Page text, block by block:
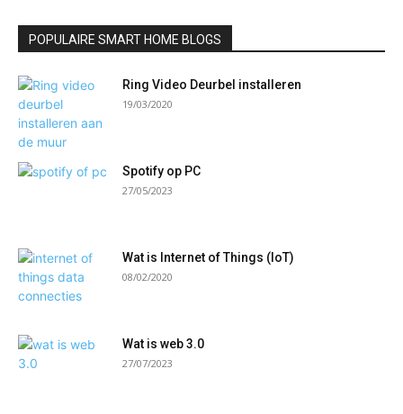
POPULAIRE SMART HOME BLOGS
Ring Video Deurbel installeren
19/03/2020
Spotify op PC
27/05/2023
Wat is Internet of Things (IoT)
08/02/2020
Wat is web 3.0
27/07/2023